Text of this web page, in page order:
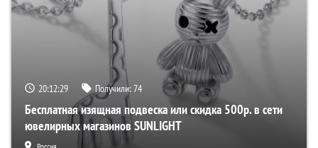
20:12:28 Получили:74
Бесплатная изящная подвеска или скидка 500р. в сети
ювелирных магазинов SUNLIGHT